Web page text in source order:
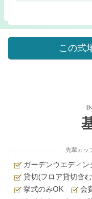
この式
先輩カッ
ガーデンウエディン
貸切(フロア貸切含
挙式のみOK
会